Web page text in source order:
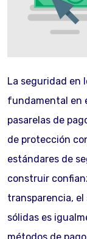
La seguridad en
fundamental en
pasarelas de
de protección
estándares de
construir
transparencia,
sólidas es